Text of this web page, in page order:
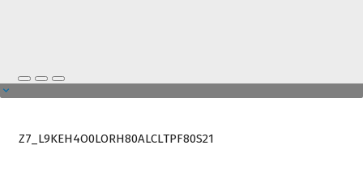
Z7_L9KEH4O0LORH80ALCLTPF80S21